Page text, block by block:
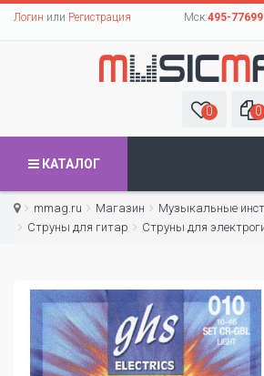
Логин или Регистрация Мск:495-
0 0
КАТАЛОГ
mmag.ru Магазин Музыкальные
Струны для гитар
Cтруны для